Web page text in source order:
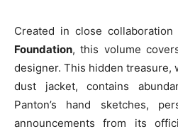
Created in close
Foundation, this volume
designer. This hidden treasure,
dust jacket, contains
Panton’s hand sketches,
announcements from its